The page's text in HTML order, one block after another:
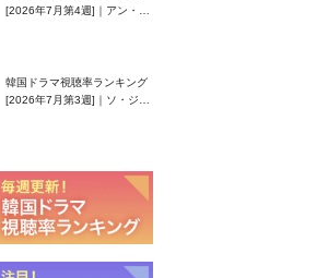
[2026年7月第4週]｜アン・ヒ
韓国ドラマ視聴率ランキング
[2026年7月第3週]｜ソ・ジソ